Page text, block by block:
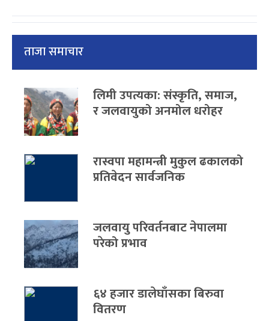
ताजा समाचार
लिमी उपत्यका: संस्कृति, समाज,
र जलवायुको अनमोल धरोहर
रास्वपा महामन्त्री मुकुल ढकालको
प्रतिवेदन सार्वजनिक
जलवायु परिवर्तनबाट नेपालमा
परेको प्रभाव
६४ हजार डालेघाँसका बिरुवा
वितरण